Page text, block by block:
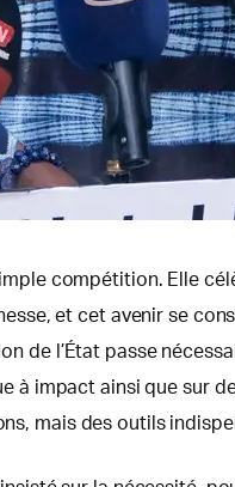
compétition. Elle
et cet avenir se
de l’État passe
à impact ainsi que sur
mais des outils